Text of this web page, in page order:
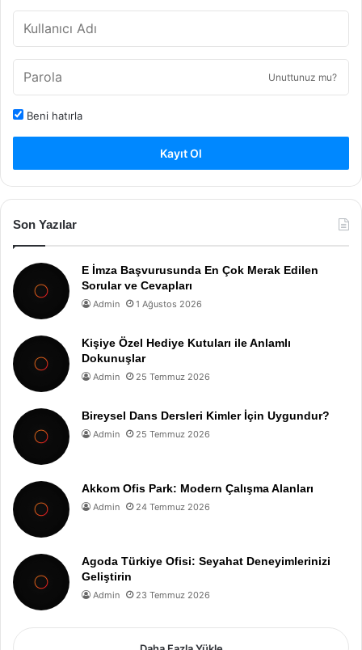
Unuttunuz mu?
Beni hatırla
Kayıt Ol
Son Yazılar
E İmza Başvurusunda En Çok Merak Edilen
Sorular ve Cevapları
Admin 1 Ağustos 2026
Kişiye Özel Hediye Kutuları ile Anlamlı
Dokunuşlar
Admin 25 Temmuz 2026
Bireysel Dans Dersleri Kimler İçin Uygundur?
Admin 25 Temmuz 2026
Akkom Ofis Park: Modern Çalışma Alanları
Admin 24 Temmuz 2026
Agoda Türkiye Ofisi: Seyahat Deneyimlerinizi
Geliştirin
Admin 23 Temmuz 2026